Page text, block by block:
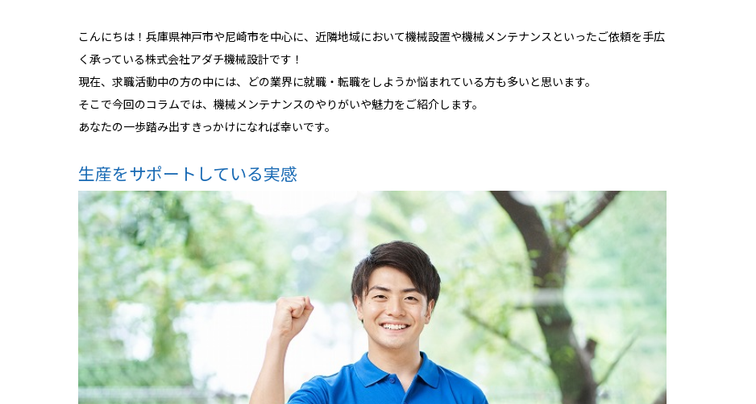
こんにちは！兵庫県神戸市や尼崎市を中心に、近隣地域において機械設置や機械メンテナンスといったご依頼を手広
く承っている株式会社アダチ機械設計です！
現在、求職活動中の方の中には、どの業界に就職・転職をしようか悩まれている方も多いと思います。
そこで今回のコラムでは、機械メンテナンスのやりがいや魅力をご紹介します。
あなたの一歩踏み出すきっかけになれば幸いです。
生産をサポートしている実感